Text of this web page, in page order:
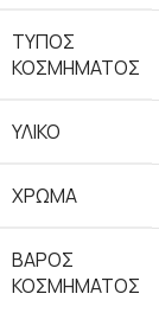
ΤΥΠΟΣ
ΚΟΣΜΗΜΑΤΟΣ
ΥΛΙΚΟ
ΧΡΩΜΑ
ΒΑΡΟΣ
ΚΟΣΜΗΜΑΤΟΣ